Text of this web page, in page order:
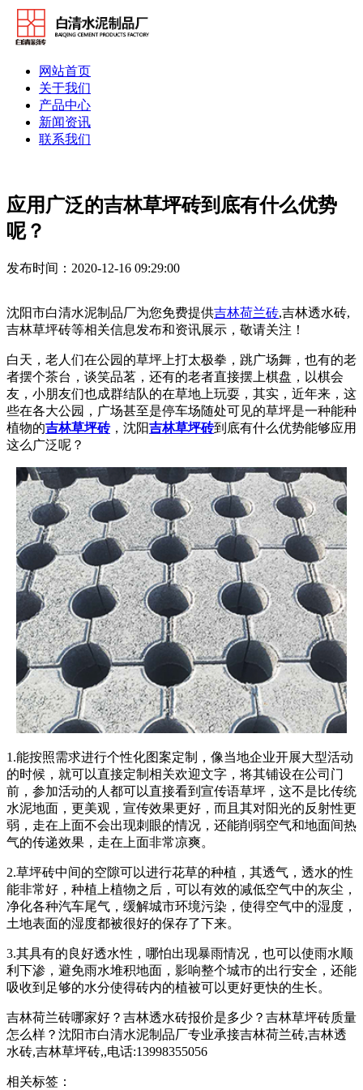
网站首页
关于我们
产品中心
新闻资讯
联系我们
应用广泛的吉林草坪砖到底有什么优势
呢？
发布时间：2020-12-16 09:29:00
沈阳市白清水泥制品厂为您免费提供吉林荷兰砖,吉林透水砖,
吉林草坪砖等相关信息发布和资讯展示，敬请关注！
白天，老人们在公园的草坪上打太极拳，跳广场舞，也有的老
者摆个茶台，谈笑品茗，还有的老者直接摆上棋盘，以棋会
友，小朋友们也成群结队的在草地上玩耍，其实，近年来，这
些在各大公园，广场甚至是停车场随处可见的草坪是一种能种
植物的吉林草坪砖，沈阳吉林草坪砖到底有什么优势能够应用
这么广泛呢？
1.能按照需求进行个性化图案定制，像当地企业开展大型活动
的时候，就可以直接定制相关欢迎文字，将其铺设在公司门
前，参加活动的人都可以直接看到宣传语草坪，这不是比传统
水泥地面，更美观，宣传效果更好，而且其对阳光的反射性更
弱，走在上面不会出现刺眼的情况，还能削弱空气和地面间热
气的传递效果，走在上面非常凉爽。
2.草坪砖中间的空隙可以进行花草的种植，其透气，透水的性
能非常好，种植上植物之后，可以有效的减低空气中的灰尘，
净化各种汽车尾气，缓解城市环境污染，使得空气中的湿度，
土地表面的湿度都被很好的保存了下来。
3.其具有的良好透水性，哪怕出现暴雨情况，也可以使雨水顺
利下渗，避免雨水堆积地面，影响整个城市的出行安全，还能
吸收到足够的水分使得砖内的植被可以更好更快的生长。
吉林荷兰砖哪家好？吉林透水砖报价是多少？吉林草坪砖质量
怎么样？沈阳市白清水泥制品厂专业承接吉林荷兰砖,吉林透
水砖,吉林草坪砖,,电话:13998355056
相关标签：